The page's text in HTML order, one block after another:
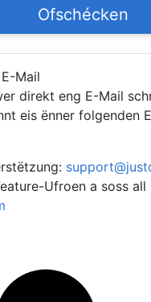
Ofschécken
Mail
direkt eng E-Mail
eis ënner folgenden
Ufroen a soss all